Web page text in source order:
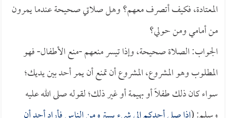
المعتادة، فكيف أتصرف معهم؟ وهل صلاتي صحيحة عندما يمرون
من أمامي ومن حولي؟
الجواب: الصلاة صحيحة، وإذا تيسر منعهم -منع الأطفال- فهو
المطلوب وهو المشروع، المشروع أن تمنع أن يمر أحد بين يديك؛
سواء كان ذلك طفلاً أو بهيمة أو غير ذلك؛ لقوله صلى الله عليه